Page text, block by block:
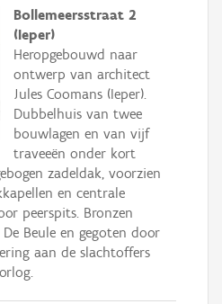
Bollemeersstraat 2
(Ieper)
Heropgebouwd naar
ontwerp van architect
Jules Coomans (Ieper).
Dubbelhuis van twee
bouwlagen en van vijf
traveeën onder kort
zadeldak, voorzien
en centrale
peerspits. Bronzen
Beule en gegoten door
aan de slachtoffers